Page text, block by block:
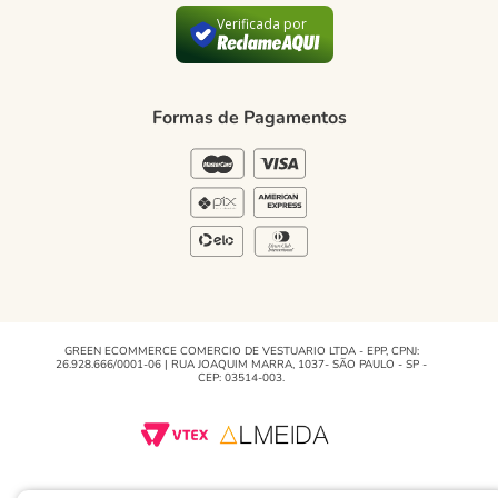
Política de Privacidade
Regulamento e Promoções
Verificada por
Formas de Pagamentos
GREEN ECOMMERCE COMERCIO DE VESTUARIO LTDA - EPP, CPNJ:
26.928.666/0001-06 | RUA JOAQUIM MARRA, 1037- SÃO PAULO - SP -
CEP: 03514-003.